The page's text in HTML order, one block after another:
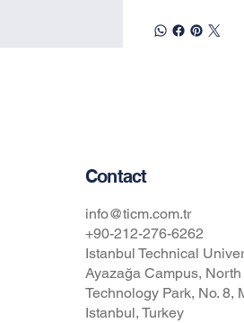
Contact
info@ticm.com.tr
+90-212-276-6262
Istanbul Technical
Ayazağa Campus, North
Technology Park, No. 8,
Istanbul, Turkey